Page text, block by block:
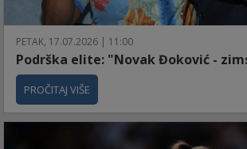
PETAK, 17.07.2026 | 11:00
Podrška elite: "Novak Đoković -
PROČITAJ VIŠE